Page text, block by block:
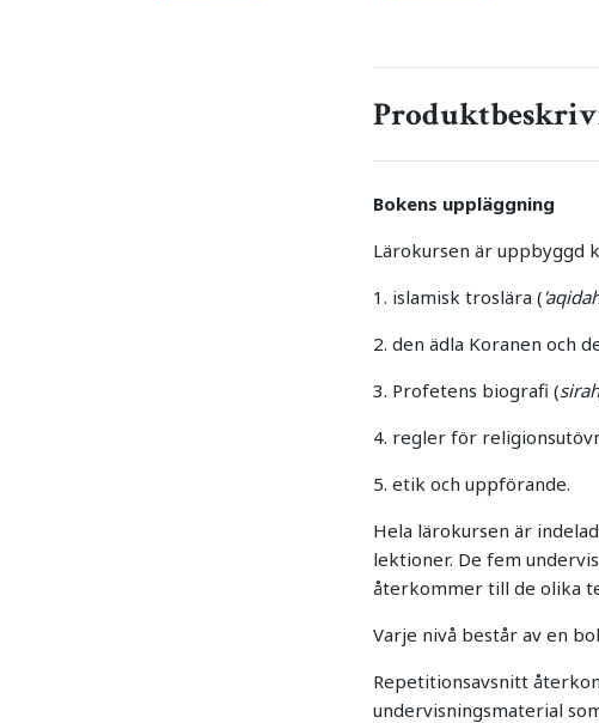
Bokens uppläggning
Lärokursen är uppbyggd
1. islamisk troslära (
2. den ädla Koranen och
3. Profetens biografi (sirah
4. regler för
5. etik och uppförande.
Hela lärokursen är
lektioner. De fem
återkommer till de olika
Varje nivå består av en
Repetitionsavsnitt
undervisningsmaterial